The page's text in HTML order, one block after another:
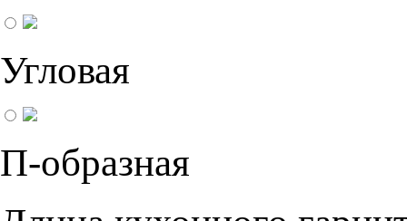
Угловая
П-образная